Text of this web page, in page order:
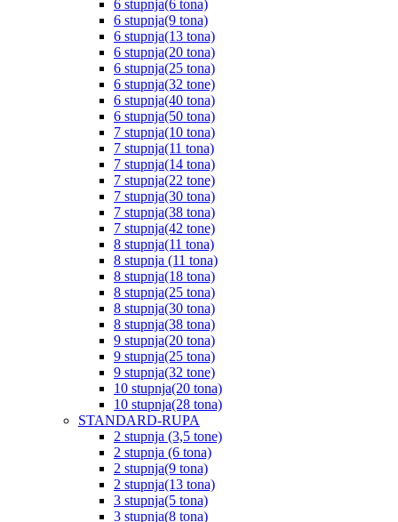
6 stupnja(6 tona)
6 stupnja(9 tona)
6 stupnja(13 tona)
6 stupnja(20 tona)
6 stupnja(25 tona)
6 stupnja(32 tone)
6 stupnja(40 tona)
6 stupnja(50 tona)
7 stupnja(10 tona)
7 stupnja(11 tona)
7 stupnja(14 tona)
7 stupnja(22 tone)
7 stupnja(30 tona)
7 stupnja(38 tona)
7 stupnja(42 tone)
8 stupnja(11 tona)
8 stupnja (11 tona)
8 stupnja(18 tona)
8 stupnja(25 tona)
8 stupnja(30 tona)
8 stupnja(38 tona)
9 stupnja(20 tona)
9 stupnja(25 tona)
9 stupnja(32 tone)
10 stupnja(20 tona)
10 stupnja(28 tona)
STANDARD-RUPA
2 stupnja (3,5 tone)
2 stupnja (6 tona)
2 stupnja(9 tona)
2 stupnja(13 tona)
3 stupnja(5 tona)
3 stupnja(8 tona)